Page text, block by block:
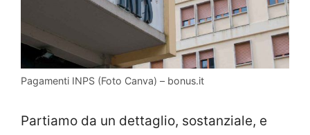
Pagamenti INPS (Foto Canva) – bonus.it
Partiamo da un dettaglio, sostanziale, e